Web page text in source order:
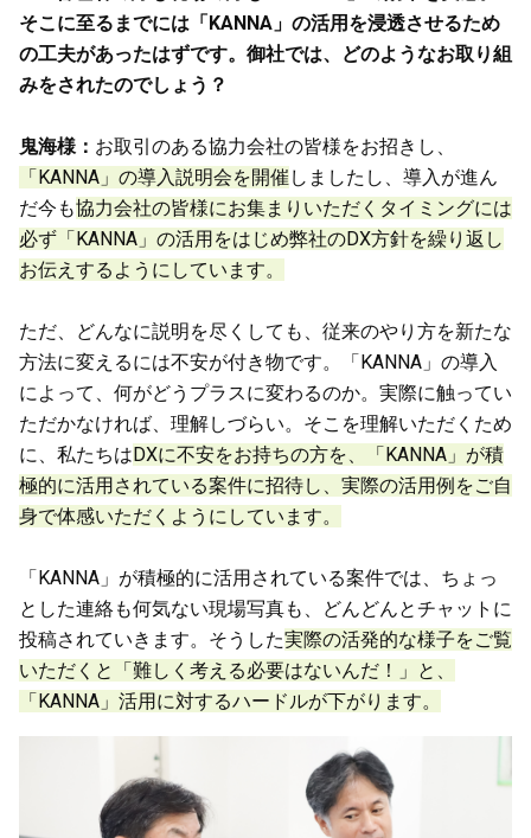
そこに至るまでには「KANNA」の活用を浸透させるため
の工夫があったはずです。御社では、どのようなお取り組
みをされたのでしょう？
鬼海様： お取引のある協力会社の皆様をお招きし、
「KANNA」の導入説明会を開催 しましたし、導入が進ん
だ今も協力会社の皆様にお集まりいただくタイミングには
必ず「KANNA」の活用をはじめ弊社のDX方針を繰り返し
お伝えするようにしています。
ただ、どんなに説明を尽くしても、従来のやり方を新たな
方法に変えるには不安が付き物です。「KANNA」の導入
によって、何がどうプラスに変わるのか。実際に触ってい
ただかなければ、理解しづらい。そこを理解いただくため
に、私たちはDXに不安をお持ちの方を、「KANNA」が積
極的に活用されている案件に招待し、実際の活用例をご自
身で体感いただくようにしています。
「KANNA」が積極的に活用されている案件では、ちょっ
とした連絡も何気ない現場写真も、どんどんとチャットに
投稿されていきます。そうした実際の活発的な様子をご覧
いただくと「難しく考える必要はないんだ！」と、
「KANNA」活用に対するハードルが下がります。